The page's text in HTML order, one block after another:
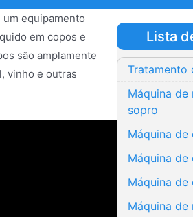
equipamento
em copos e
são amplamente
vinho e outras
Lista
Tratamento
Máquina
sopro
Máquina de
Máquina de
Máquina de
Máquina de